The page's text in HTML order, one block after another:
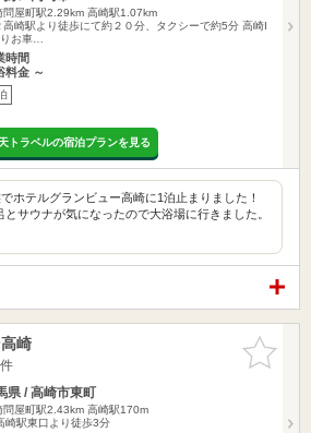
問屋町駅2.29km 高崎駅1.07km
高崎駅より徒歩にて約２０分、タクシーで約5分 高崎I
お車…
時間
料金 ～
トラベルの宿泊プランを見る
ホテルグランビュー高崎に1泊止まりました！
とサウナが気になったので大浴場に行きました。
お気に入
りに追加
崎
県 / 高崎市東町
問屋町駅2.43km 高崎駅170m
崎駅東口より徒歩3分